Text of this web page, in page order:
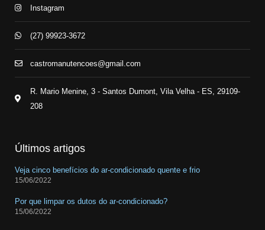
Instagram
(27) 99923-3672
castromanutencoes@gmail.com
R. Mario Menine, 3 - Santos Dumont, Vila Velha - ES, 29109-
208
Últimos artigos
Veja cinco benefícios do ar-condicionado quente e frio
15/06/2022
Por que limpar os dutos do ar-condicionado?
15/06/2022